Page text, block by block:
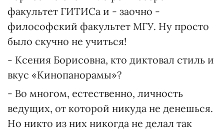
факультет ГИТИСа и - заочно -
философский факультет МГУ. Ну просто
было скучно не учиться!
- Ксения Борисовна, кто диктовал стиль и
вкус «Кинопанорамы»?
- Во многом, естественно, личность
ведущих, от которой никуда не денешься.
Но никто из них никогда не делал так